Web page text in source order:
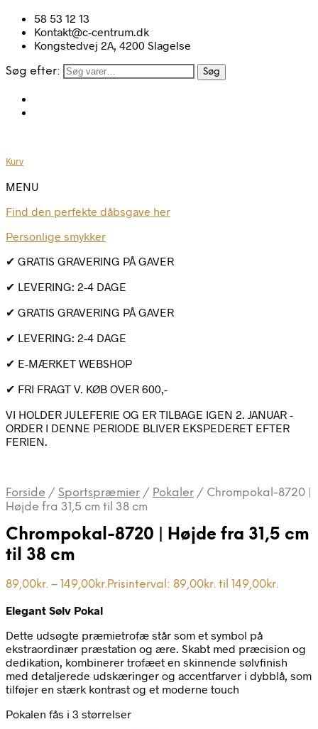
58 53 12 13
Kontakt@c-centrum.dk
Kongstedvej 2A, 4200 Slagelse
Søg efter: Søg
Kurv
MENU
Find den perfekte dåbsgave her
Personlige smykker
✔ GRATIS GRAVERING PÅ GAVER
✔ LEVERING: 2-4 DAGE
✔ GRATIS GRAVERING PÅ GAVER
✔ LEVERING: 2-4 DAGE
✔ E-MÆRKET WEBSHOP
✔ FRI FRAGT V. KØB OVER 600,-
VI HOLDER JULEFERIE OG ER TILBAGE IGEN 2. JANUAR -
ORDER I DENNE PERIODE BLIVER EKSPEDERET EFTER
FERIEN.
Forside / Sportspræmier / Pokaler / Chrompokal-8720 |
Højde fra 31,5 cm til 38 cm
Chrompokal-8720 | Højde fra 31,5 cm
til 38 cm
89,00kr. – 149,00kr.Prisinterval: 89,00kr. til 149,00kr.
Elegant Sølv Pokal
Dette udsøgte præmietrofæ står som et symbol på
ekstraordinær præstation og ære. Skabt med præcision og
dedikation, kombinerer trofæet en skinnende sølvfinish
med detaljerede udskæringer og accentfarver i dybblå, som
tilføjer en stærk kontrast og et moderne touch
Pokalen fås i 3 størrelser